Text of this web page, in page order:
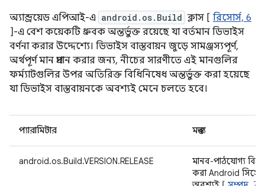
অ্যান্ড্রয়েড এপিআই-এ android.os.Build ক্লাস [ রিসোর্স, 6
]-এ বেশ কয়েকটি ধ্রুবক অন্তর্ভুক্ত রয়েছে যা বর্তমান ডিভাইস
বর্ণনা করার উদ্দেশ্যে। ডিভাইস বাস্তবায়ন জুড়ে সামঞ্জস্যপূর্ণ,
অর্থপূর্ণ মান প্রদান করার জন্য, নীচের সারণীতে এই মানগুলির
ফর্ম্যাটগুলির উপর অতিরিক্ত বিধিনিষেধ অন্তর্ভুক্ত করা হয়েছে
যা ডিভাইস বাস্তবায়নকে অবশ্যই মেনে চলতে হবে।
প্যারামিটার মন্তব্য
android.os.Build.VERSION.RELEASE
মানব-পাঠযোগ্য
করা Android